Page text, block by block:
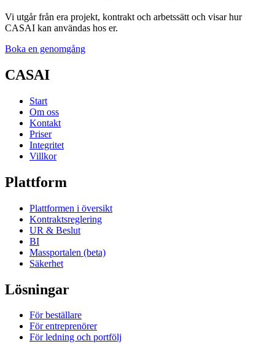
Vi utgår från era projekt, kontrakt och arbetssätt och visar hur
CASAI kan användas hos er.
Boka en genomgång
CASAI
Start
Om oss
Kontakt
Priser
Integritet
Villkor
Plattform
Plattformen i översikt
Kontraktsreglering
UR & Beslut
BI
Massportalen (beta)
Säkerhet
Lösningar
För beställare
För entreprenörer
För ledning och portfölj